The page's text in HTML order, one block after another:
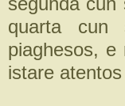
quarta cun
piaghesos,
istare